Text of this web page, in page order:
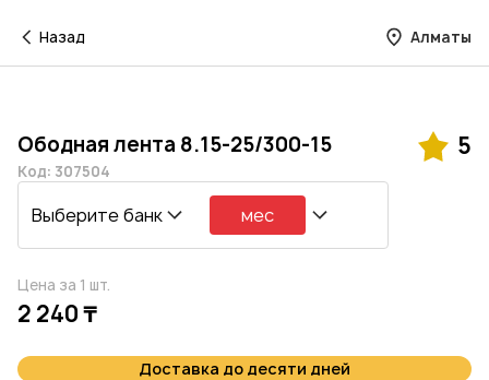
Назад Алматы
Ободная лента 8.15-25/300-15 5
Код: 307504
Выберите банк мес
Цена за 1 шт.
2 240 ₸
Доставка до десяти дней